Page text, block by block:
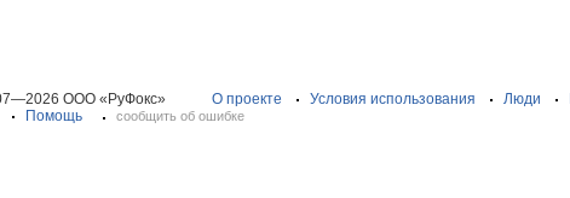
ООО «РуФокс» О проекте Условия использования Люди
Помощь
сообщить об ошибке